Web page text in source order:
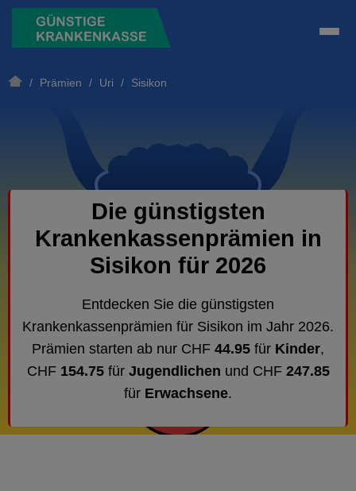
/ Prämien / Uri / Sisikon
Die günstigsten
Krankenkassenprämien in
Sisikon für 2026
Entdecken Sie die günstigsten
Krankenkassenprämien für Sisikon im Jahr 2026.
Prämien starten ab nur CHF 44.95 für Kinder,
CHF 154.75für Jugendlichen und CHF 247.85
für Erwachsene.